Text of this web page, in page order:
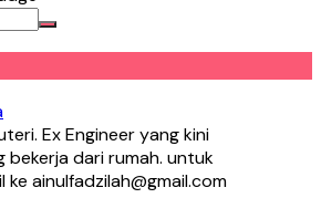
Ex Engineer yang kini
bekerja dari rumah. untuk
ke ainulfadzilah@gmail.com